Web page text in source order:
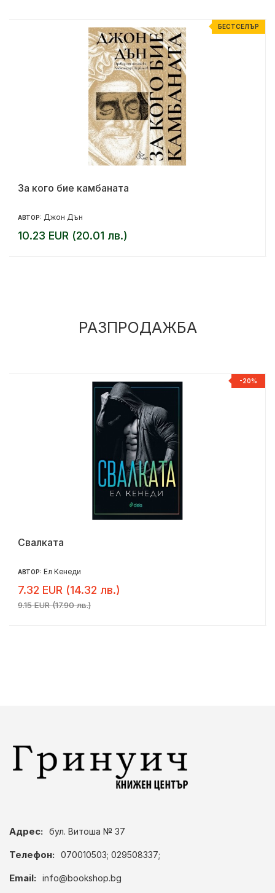
БЕСТСЕЛЪР
За кого бие камбаната
АВТОР: Джон Дън
10.23 EUR (20.01 лв.)
РАЗПРОДАЖБА
-20%
Свалката
АВТОР: Ел Кенеди
7.32 EUR (14.32 лв.)
9.15 EUR (17.90 лв.)
Адрес: бул. Витоша № 37
Телефон: 070010503; 029508337;
Email: info@bookshop.bg